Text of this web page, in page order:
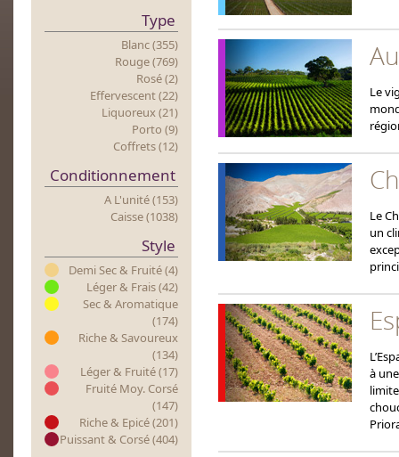
Type
Blanc (355)
Rouge (769)
Rosé (2)
Effervescent (22)
Liquoreux (21)
Porto (9)
Coffrets (12)
Conditionnement
A L'unité (153)
Caisse (1038)
Style
Demi Sec & Fruité (4)
Léger & Frais (42)
Sec & Aromatique
(174)
Riche & Savoureux
(134)
Léger & Fruité (17)
Fruité Moy. Corsé
(147)
Riche & Epicé (201)
Puissant & Corsé (404)
Le
Le
un
à